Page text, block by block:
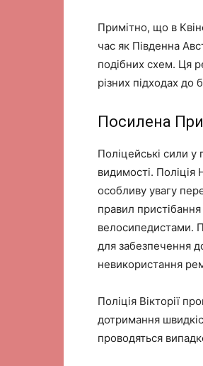
Примітно, що в
час як Південна
подібних схем. Ця
різних підходах до
Посилена
Поліцейські сили
видимості.
особливу увагу
правил
велосипедистами.
для забезпечення
невикористання
Поліція Вікторії
дотримання
проводяться